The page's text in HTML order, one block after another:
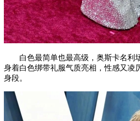
白色最简单也最高级，奥斯卡名利场
身着白色绑带礼服气质亮相，性感又凌
身段。